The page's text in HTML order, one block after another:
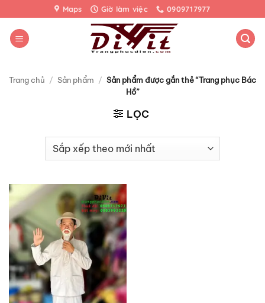
qua
nội
dung
Maps Giờ làm việc 0909717977
Trang chủ / Sản phẩm / Sản phẩm được gắn thẻ “Trang phục Bác
Hồ”
LỌC